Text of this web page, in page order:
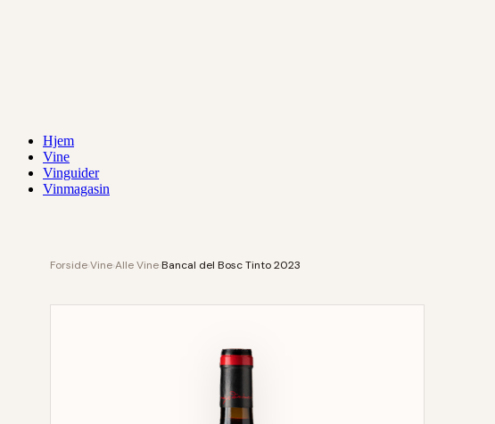
Hjem
Vine
Vinguider
Vinmagasin
ForsideVineAlle VineBancal del Bosc Tinto 2023